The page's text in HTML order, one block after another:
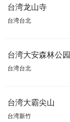
台湾龙山寺
台湾台北
台湾大安森林公园
台湾台北
台湾大霸尖山
台湾新竹